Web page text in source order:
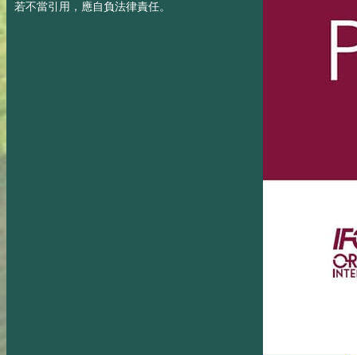
若不當引用，應自負法律責任。